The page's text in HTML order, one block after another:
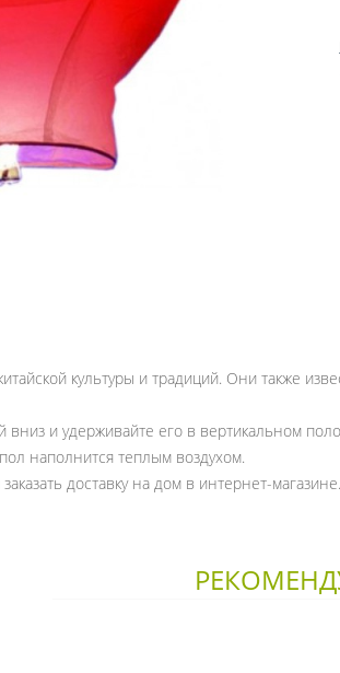
культуры и традиций. Они также
и удерживайте его в вертикальном
наполнится теплым воздухом.
доставку на дом в интернет-